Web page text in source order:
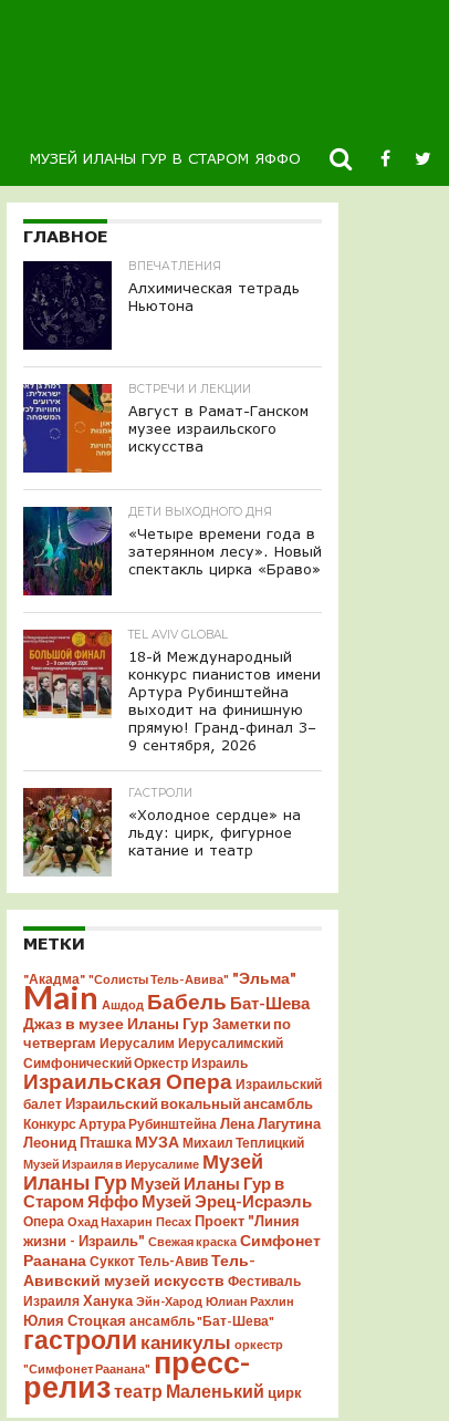
МУЗЕЙ ИЛАНЫ ГУР В СТАРОМ ЯФФО НОВОСТИ
ГЛАВНОЕ
ВПЕЧАТЛЕНИЯ
Алхимическая тетрадь
Ньютона
ВСТРЕЧИ И ЛЕКЦИИ
Август в Рамат-Ганском
музее израильского
искусства
ДЕТИ ВЫХОДНОГО ДНЯ
«Четыре времени года в
затерянном лесу». Новый
спектакль цирка «Браво»
TEL AVIV GLOBAL
18-й Международный
конкурс пианистов имени
Артура Рубинштейна
выходит на финишную
прямую! Гранд-финал 3–
9 сентября, 2026
ГАСТРОЛИ
«Холодное сердце» на
льду: цирк, фигурное
катание и театр
МЕТКИ
"Акадма" "Солисты Тель-Авива" "Эльма"
Main Ашдод Бабель Бат-Шева
Джаз в музее Иланы Гур Заметки по
четвергам Иерусалим Иерусалимский
Симфонический Оркестр Израиль
Израильская Опера Израильский
балет Израильский вокальный ансамбль
Конкурс Артура Рубинштейна Лена Лагутина
Леонид Пташка МУЗА Михаил Теплицкий
Музей Израиля в Иерусалиме Музей
Иланы Гур Музей Иланы Гур в
Старом Яффо Музей Эрец-Исраэль
Опера Охад Нахарин Песах Проект "Линия
жизни - Израиль" Свежая краска Симфонет
Раанана Суккот Тель-Авив Тель-
Авивский музей искусств Фестиваль
Израиля Ханука Эйн-Харод Юлиан Рахлин
Юлия Стоцкая ансамбль "Бат-Шева"
гастроли каникулы оркестр
"Симфонет Раанана" пресс-
релизтеатр Маленький цирк